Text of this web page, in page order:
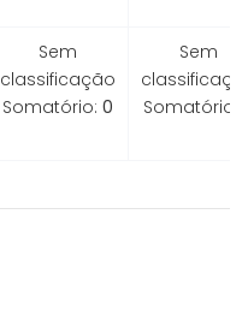
Sem
classificação
Somatório: 0
Sem
Somatório: